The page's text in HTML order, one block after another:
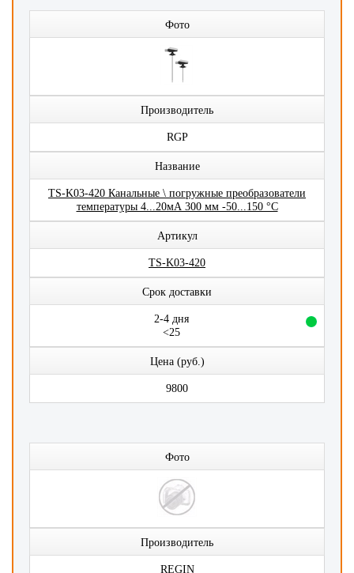
Фото
Производитель
RGP
Название
TS-K03-420 Канальные \ погружные преобразователи
температуры 4...20мА 300 мм -50...150 °C
Артикул
TS-K03-420
Срок доставки
2-4 дня
<25
Цена (руб.)
9800
Фото
Производитель
REGIN